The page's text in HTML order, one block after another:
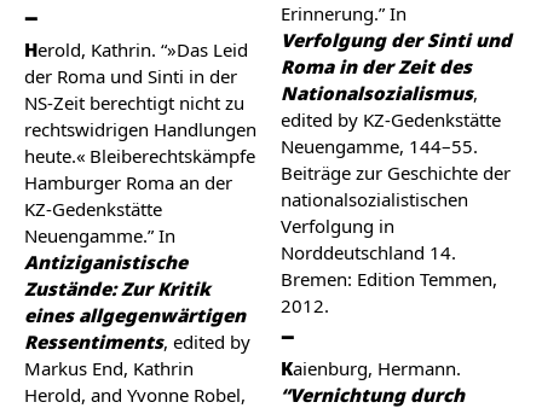
Herold, Kathrin. “»Das Leid
der Roma und Sinti in der
NS-Zeit berechtigt nicht zu
rechtswidrigen Handlungen
heute.« Bleiberechtskämpfe
Hamburger Roma an der
KZ-Gedenkstätte
Neuengamme.” In
Antiziganistische
Zustände: Zur Kritik
eines allgegenwärtigen
Ressentiments, edited by
Markus End, Kathrin
Herold, and Yvonne Robel,
Erinnerung.” In
Verfolgung der Sinti und
Roma in der Zeit des
Nationalsozialismus,
edited by KZ-Gedenkstätte
Neuengamme, 144–55.
Beiträge zur Geschichte der
nationalsozialistischen
Verfolgung in
Norddeutschland 14.
Bremen: Edition Temmen,
2012.
Kaienburg, Hermann.
“Vernichtung durch